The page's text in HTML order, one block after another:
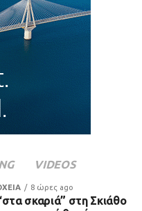
VIDEOS
8 ώρες ago
σκαριά” στη Σκιάθο